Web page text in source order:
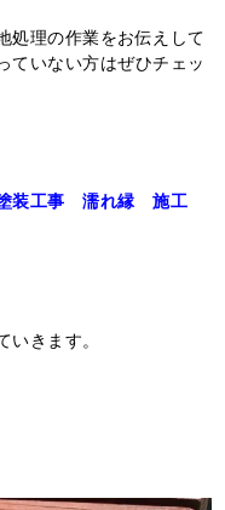
処理の作業をお伝えして
ていない方はぜひチェッ
塗装工事 濡れ縁 施工
きます。